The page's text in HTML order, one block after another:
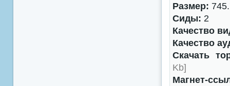
Размер:
Сиды: 2
Качество
Качество
Скачать
Kb]
Магнет-